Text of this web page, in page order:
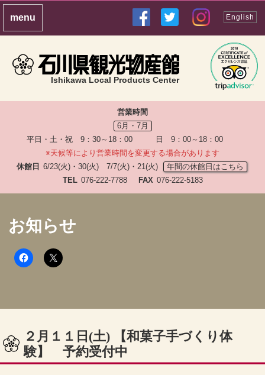
Ishikawa Local Products Center
English
営業時間
6月・7月
平日・土・祝 9：30～18：00 日 9：00～18：00
※天候等により営業時間を変更する場合があります
休館日 6/23(火)・30(火) 7/7(火)・21(火)
年間の休館日はこちら
TEL 076-222-7788 FAX 076-222-5183
お知らせ
２月１１日(土) 【和菓子手づくり体
験】 予約受付中